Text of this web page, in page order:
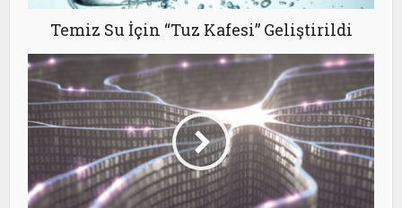
Temiz Su İçin “Tuz Kafesi” Geliştirildi